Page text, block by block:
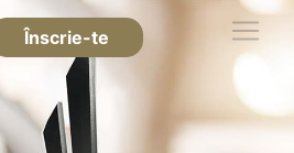
Înscrie-te